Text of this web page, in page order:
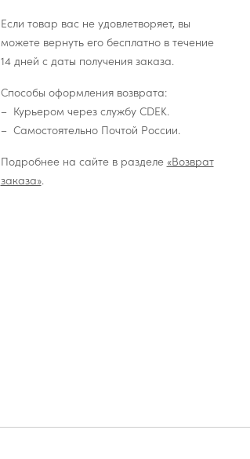
Если товар вас не удовлетворяет, вы
можете вернуть его бесплатно в течение
14 дней с даты получения заказа.
Способы оформления возврата:
Курьером через службу CDEK.
Самостоятельно Почтой России.
Подробнее на сайте в разделе «Возврат
заказа».